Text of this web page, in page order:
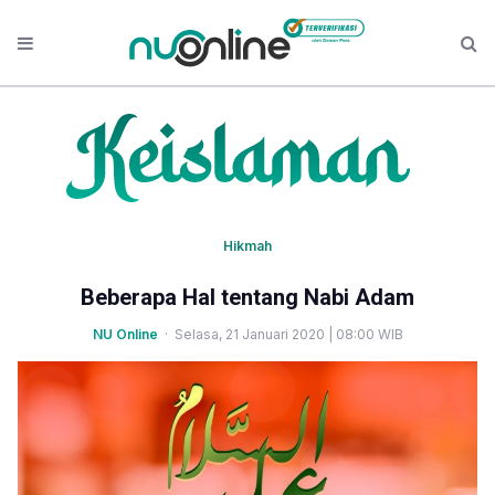
Hikmah
Beberapa Hal tentang Nabi Adam
NU Online · Selasa, 21 Januari 2020 | 08:00 WIB